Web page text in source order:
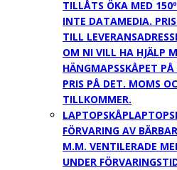
TILLÅTS ÖKA MED
INTE DATAMEDIA.
TILL
OM NI VILL HA HJÄLP
HÄNGMAPSSKÅPET
PRIS PÅ DET. MOMS
TILLKOMMER.
LAPTOPSKÅP
FÖRVARING AV
M.M. VENTILERADE
UNDER